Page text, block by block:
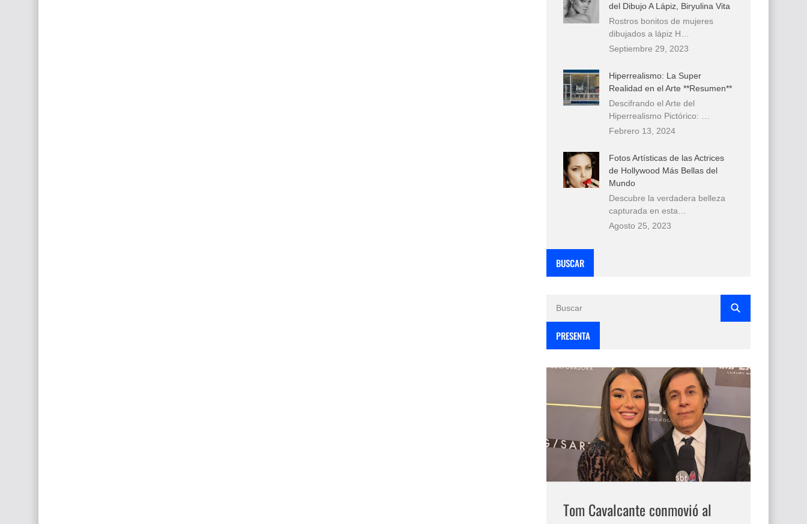
del Dibujo A Lápiz, Biryulina Vita
Rostros bonitos de mujeres
dibujados a lápiz H…
Septiembre 29, 2023
Hiperrealismo: La Super
Realidad en el Arte **Resumen**
Descifrando el Arte del
Hiperrealismo Pictórico: …
Febrero 13, 2024
Fotos Artísticas de las Actrices
de Hollywood Más Bellas del
Mundo
Descubre la verdadera belleza
capturada en esta…
Agosto 25, 2023
BUSCAR
PRESENTA
Tom Cavalcante conmovió al